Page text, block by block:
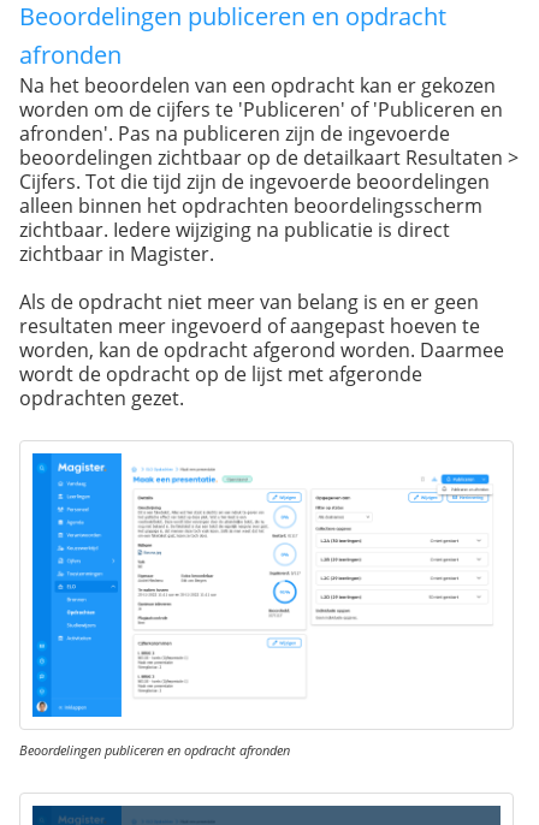
Beoordelingen publiceren en opdracht
afronden
Na het beoordelen van een opdracht kan er gekozen
worden om de cijfers te 'Publiceren' of 'Publiceren en
afronden'. Pas na publiceren zijn de ingevoerde
beoordelingen zichtbaar op de detailkaart Resultaten >
Cijfers. Tot die tijd zijn de ingevoerde beoordelingen
alleen binnen het opdrachten beoordelingsscherm
zichtbaar. Iedere wijziging na publicatie is direct
zichtbaar in Magister.
Als de opdracht niet meer van belang is en er geen
resultaten meer ingevoerd of aangepast hoeven te
worden, kan de opdracht afgerond worden. Daarmee
wordt de opdracht op de lijst met afgeronde
opdrachten gezet.
Beoordelingen publiceren en opdracht afronden